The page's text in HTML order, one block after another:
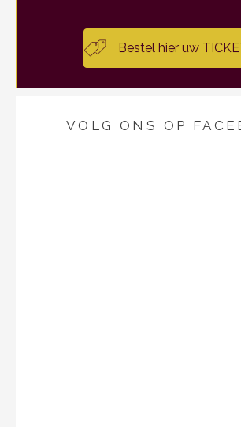
Bestel hier uw
VOLG ONS OP